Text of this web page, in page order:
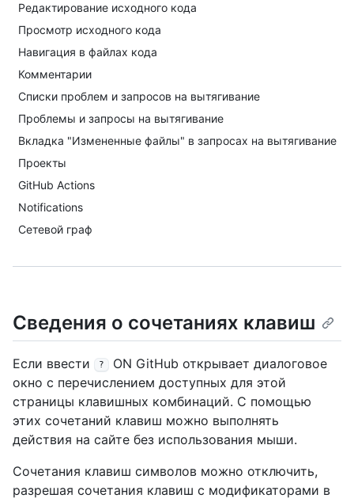
Редактирование исходного кода
Просмотр исходного кода
Навигация в файлах кода
Комментарии
Списки проблем и запросов на вытягивание
Проблемы и запросы на вытягивание
Вкладка "Измененные файлы" в запросах на вытягивание
Проекты
GitHub Actions
Notifications
Сетевой граф
Сведения о сочетаниях клавиш
Если ввести ?
ON GitHub открывает диалоговое
окно с перечислением доступных для этой
страницы клавишных комбинаций. С помощью
этих сочетаний клавиш можно выполнять
действия на сайте без использования мыши.
Сочетания клавиш символов можно отключить,
разрешая сочетания клавиш с модификаторами в